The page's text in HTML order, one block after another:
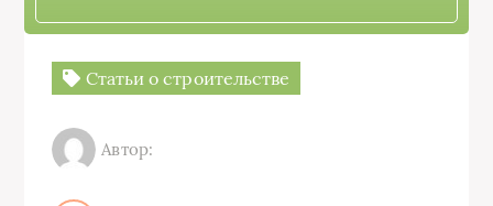
Статьи о строительстве
Автор: